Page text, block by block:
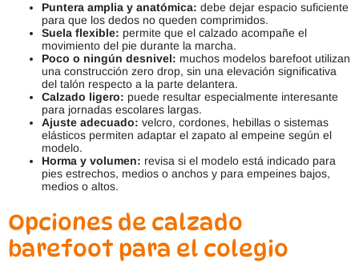
Puntera amplia y anatómica: debe dejar espacio suficiente
para que los dedos no queden comprimidos.
Suela flexible: permite que el calzado acompañe el
movimiento del pie durante la marcha.
Poco o ningún desnivel: muchos modelos barefoot utilizan
una construcción zero drop, sin una elevación significativa
del talón respecto a la parte delantera.
Calzado ligero: puede resultar especialmente interesante
para jornadas escolares largas.
Ajuste adecuado: velcro, cordones, hebillas o sistemas
elásticos permiten adaptar el zapato al empeine según el
modelo.
Horma y volumen: revisa si el modelo está indicado para
pies estrechos, medios o anchos y para empeines bajos,
medios o altos.
Opciones de calzado
barefoot para el colegio